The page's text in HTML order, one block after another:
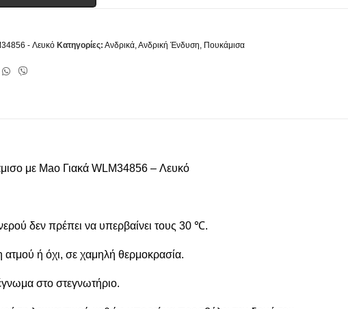
- Λευκό Κατηγορίες: Ανδρικά,Ανδρική Ένδυση, Πουκάμισα
με Mao Γιακά WLM34856 – Λευκό
δεν πρέπει να υπερβαίνει τους 30 ℃.
ή όχι, σε χαμηλή θερμοκρασία.
στο στεγνωτήριο.